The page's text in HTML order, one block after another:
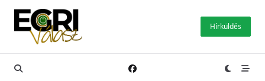
Skip
content
Hírküldés